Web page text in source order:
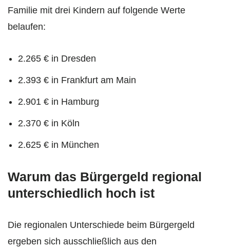
Familie mit drei Kindern auf folgende Werte
belaufen:
2.265 € in Dresden
2.393 € in Frankfurt am Main
2.901 € in Hamburg
2.370 € in Köln
2.625 € in München
Warum das Bürgergeld regional
unterschiedlich hoch ist
Die regionalen Unterschiede beim Bürgergeld
ergeben sich ausschließlich aus den